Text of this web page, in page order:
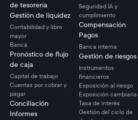
de tesorería
Gestión de liquidez
Contabilidad y libro
mayor
Banca
Pronóstico de flujo
de caja
Capital de trabajo
Cuentas por cobrar y
pagar
Conciliación
Informes
Seguridad IA y
cumplimiento
Compensación
Pagos
Banca interna
Gestión de riesgos
Instrumentos
financieros
Exposición al riesgo
Exposición cambiaria
Tasa de interés
Gestión del ciclo de